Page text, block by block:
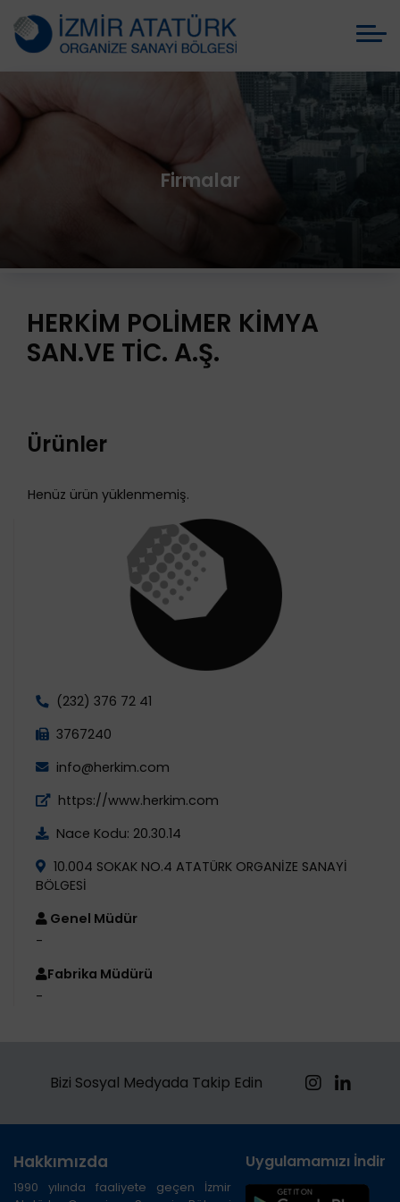
Firmalar
HERKİM POLİMER KİMYA
SAN.VE TİC. A.Ş.
Ürünler
Henüz ürün yüklenmemiş.
(232) 376 72 41
3767240
info@herkim.com
https://www.herkim.com
Nace Kodu: 20.30.14
10.004 SOKAK NO.4 ATATÜRK ORGANİZE SANAYİ
BÖLGESİ
Genel Müdür
-
Fabrika Müdürü
-
Bizi Sosyal Medyada Takip Edin
Hakkımızda
1990 yılında faaliyete geçen İzmir
Uygulamamızı İndirin